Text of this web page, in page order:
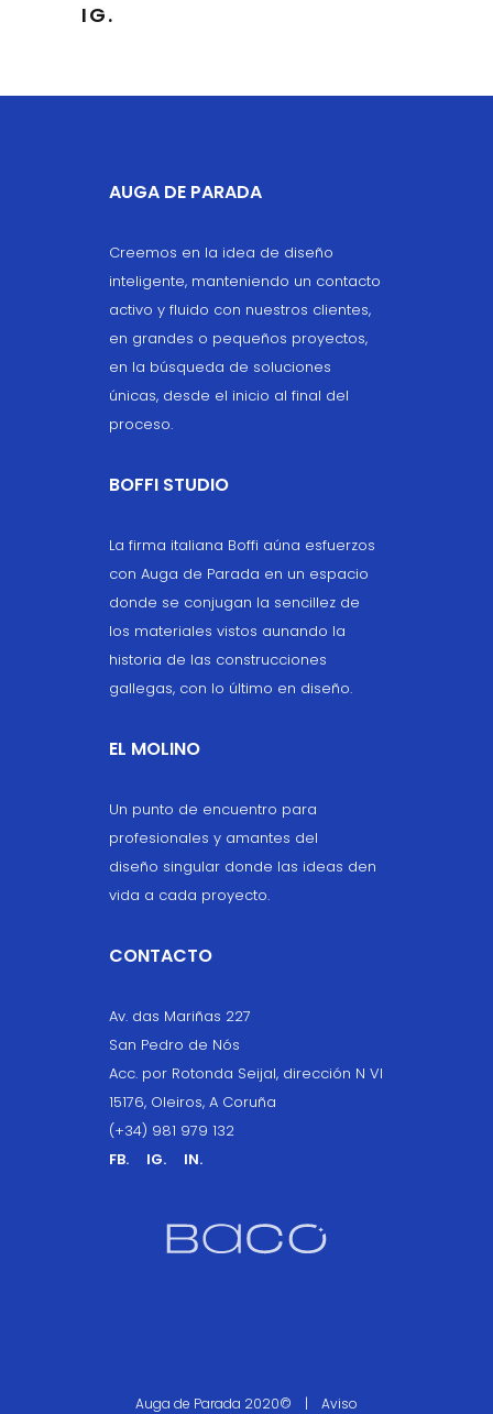
IG.
AUGA DE PARADA
Creemos en la idea de diseño
inteligente, manteniendo un contacto
activo y fluido con nuestros clientes,
en grandes o pequeños proyectos,
en la búsqueda de soluciones
únicas, desde el inicio al final del
proceso.
BOFFI STUDIO
La firma italiana Boffi aúna esfuerzos
con Auga de Parada en un espacio
donde se conjugan la sencillez de
los materiales vistos aunando la
historia de las construcciones
gallegas, con lo último en diseño.
EL MOLINO
Un punto de encuentro para
profesionales y amantes del
diseño singular donde las ideas den
vida a cada proyecto.
CONTACTO
Av. das Mariñas 227
San Pedro de Nós
Acc. por Rotonda Seijal, dirección N VI
15176, Oleiros, A Coruña
(+34) 981 979 132
FB.
IG. IN.
Auga de Parada 2020© | Aviso